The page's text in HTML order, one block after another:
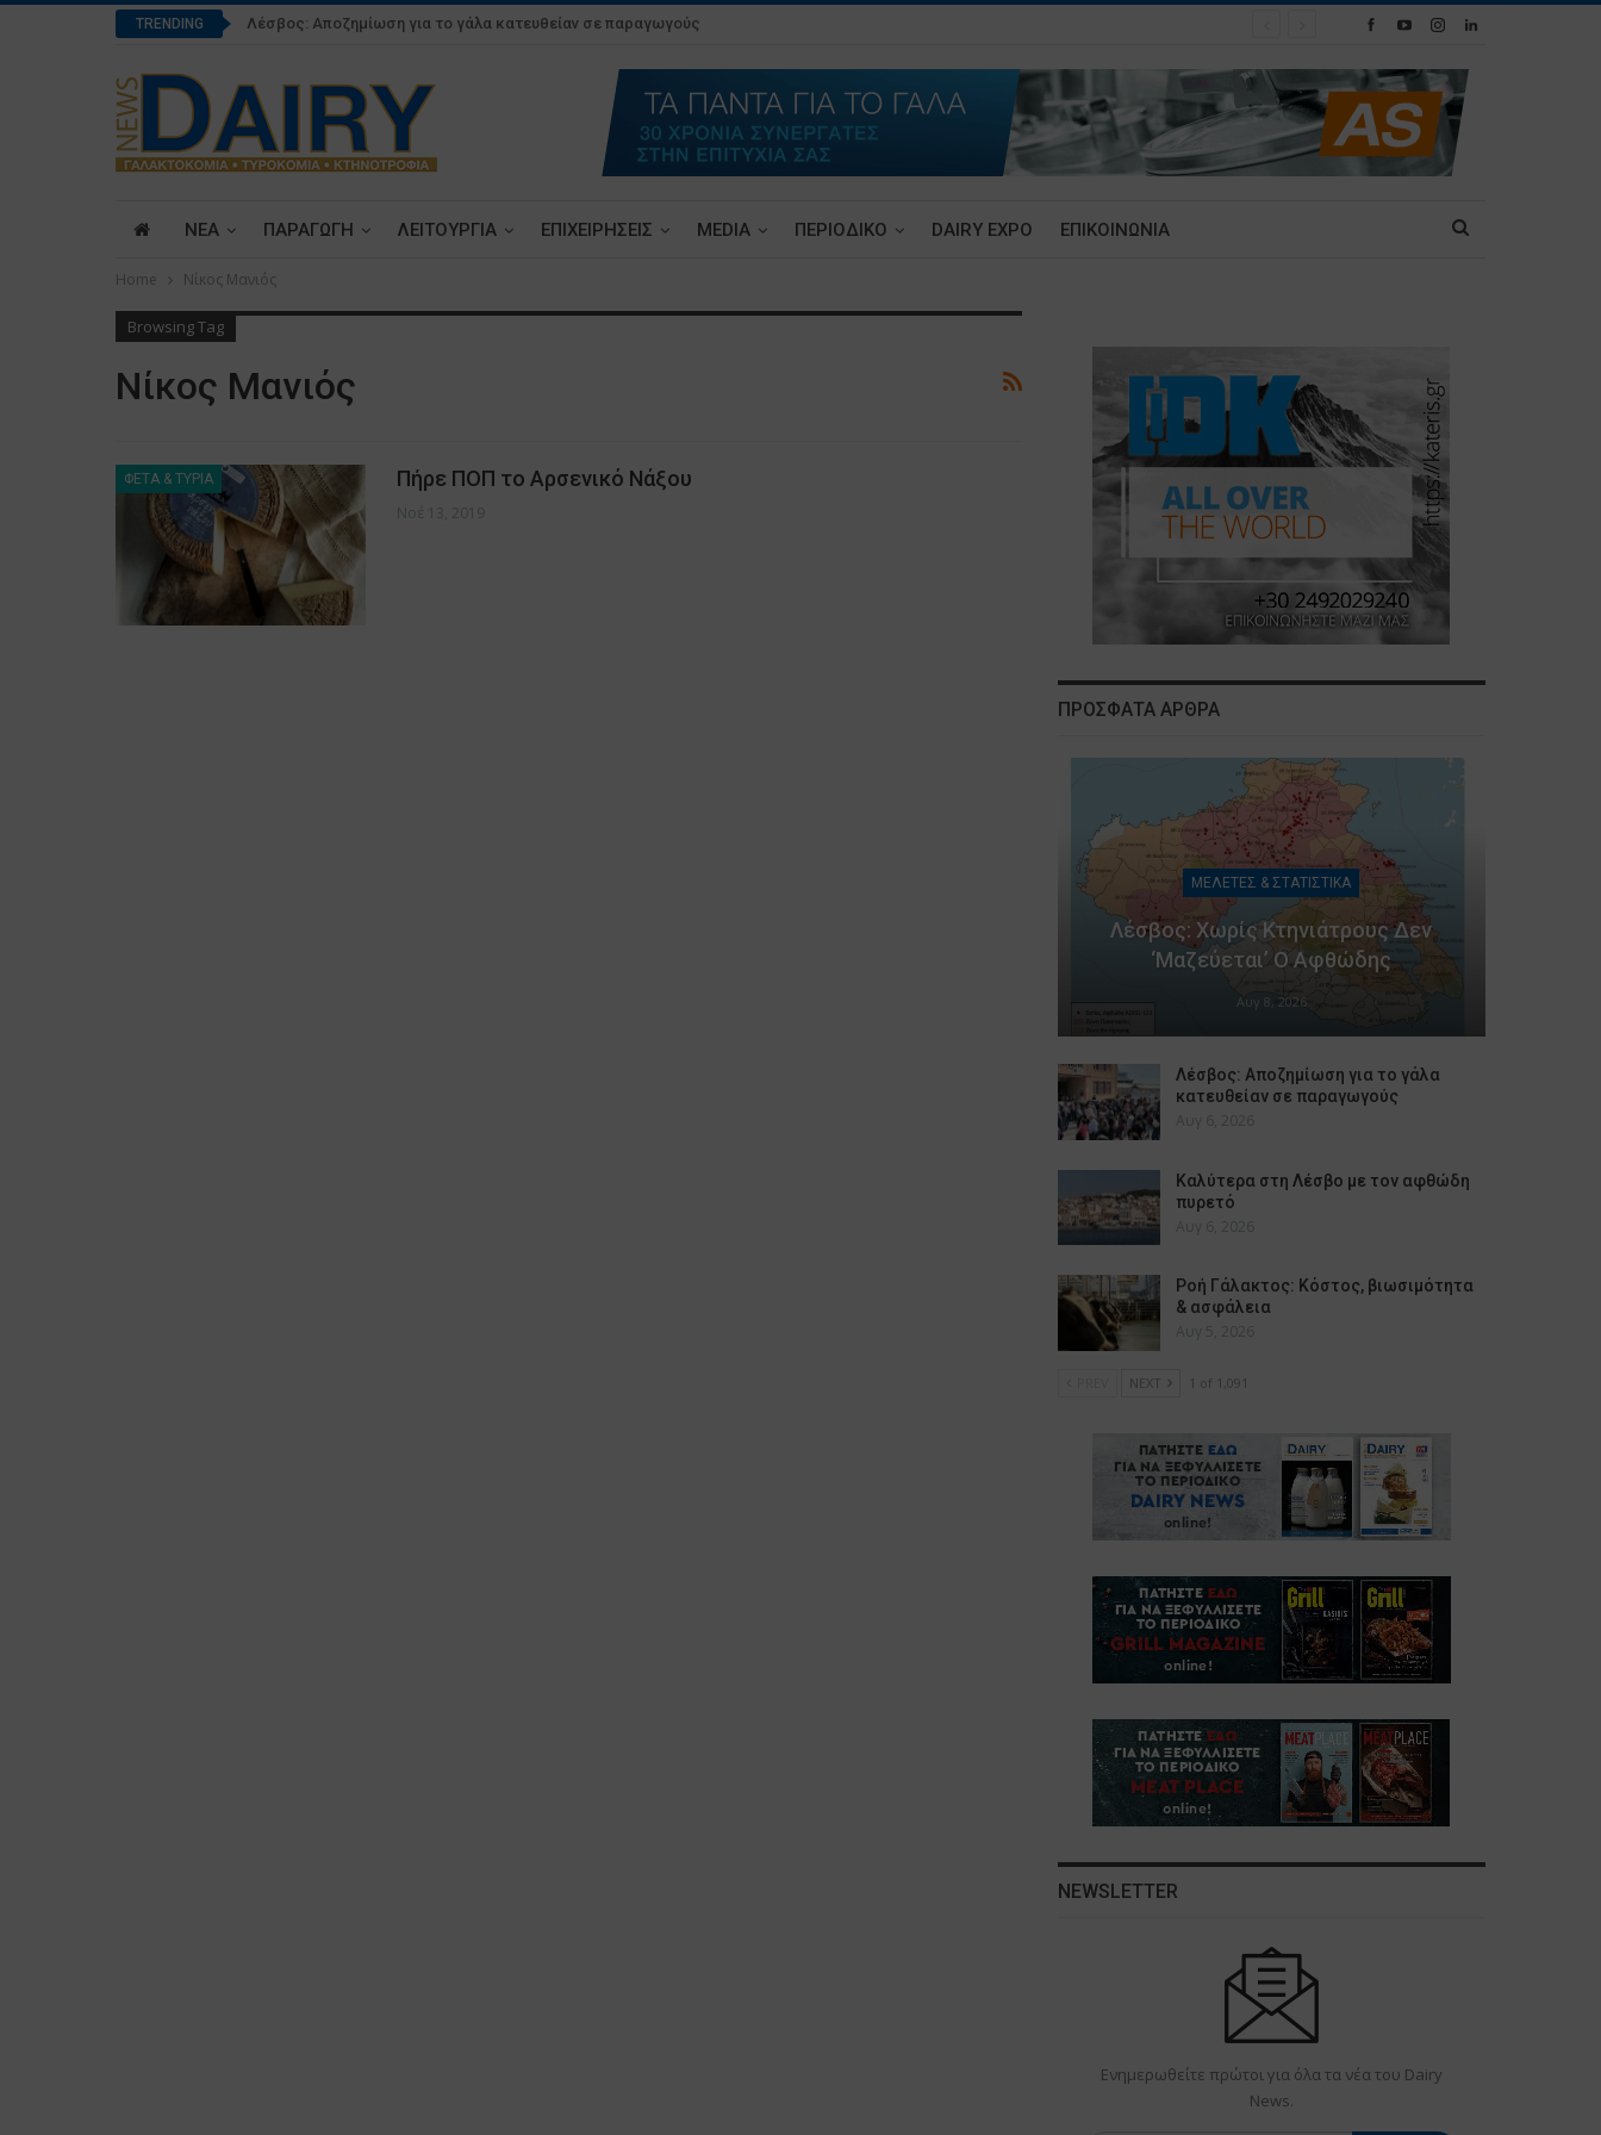
TRENDING Λέσβος: Αποζημίωση για το γάλα κατευθείαν σε παραγωγούς
ΝΕΑ ΠΑΡΑΓΩΓΗ ΛΕΙΤΟΥΡΓΙΑ ΕΠΙΧΕΙΡΗΣΕΙΣ MEDIA ΠΕΡΙΟΔΙΚΟ DAIRY EXPO ΕΠΙΚΟΙΝΩΝΙΑ
Home Νίκος Μανιός
Browsing Tag
Νίκος Μανιός
ΦΕΤΑ & ΤΥΡΙΑ Πήρε ΠΟΠ το Αρσενικό Νάξου
Νοέ 13, 2019
ΠΡΟΣΦΑΤΑ ΑΡΘΡΑ
ΜΕΛΕΤΕΣ & ΣΤΑΤΙΣΤΙΚΑ
Λέσβος: Χωρίς Κτηνιάτρους Δεν
‘μαζεύεται’ Ο Αφθώδης
Αυγ 8, 2026
Λέσβος: Αποζημίωση για το γάλα
κατευθείαν σε παραγωγούς
Αυγ 6, 2026
Καλύτερα στη Λέσβο με τον αφθώδη
πυρετό
Αυγ 6, 2026
Ροή Γάλακτος: Κόστος, βιωσιμότητα
& ασφάλεια
Αυγ 5, 2026
NEXT 1 of 1,091
NEWSLETTER
Ενημερωθείτε πρώτοι για όλα τα νέα του Dairy
News.